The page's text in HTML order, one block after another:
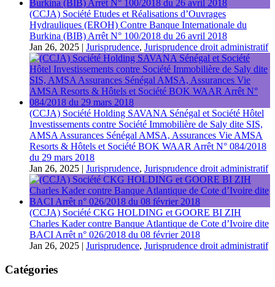
(CCJA) Société Etudes et Réalisations d’Ouvrages
Hydrauliques (EROH) Contre Banque Internationale du
Burkina (BIB) Arrêt N° 100/2018 du 26 avril 2018
Jan 26, 2025 | Jurisprudence, Jurisprudence droit administratif
(CCJA) Société Holding SAVANA Sénégal et Société Hôtel
Investissements contre Société Immobilière de Saly dite SIS,
AMSA Assurances Sénégal AMSA, Assurances Vie AMSA
Resorts & Hôtels et Société BOK WAAR Arrêt N° 084/2018
du 29 mars 2018
Jan 26, 2025 | Jurisprudence, Jurisprudence droit administratif
(CCJA) Société CKG HOLDING et GOORE BI ZIH
Charles Kader contre Banque Atlantique de Cote d’Ivoire dite
BACI Arrêt n° 026/2018 du 08 février 2018
Jan 26, 2025 | Jurisprudence, Jurisprudence droit administratif
Catégories